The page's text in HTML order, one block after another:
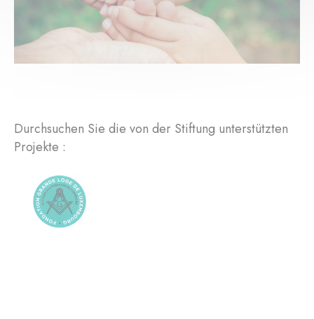
Durchsuchen Sie die von der Stiftung unterstützten
Projekte :